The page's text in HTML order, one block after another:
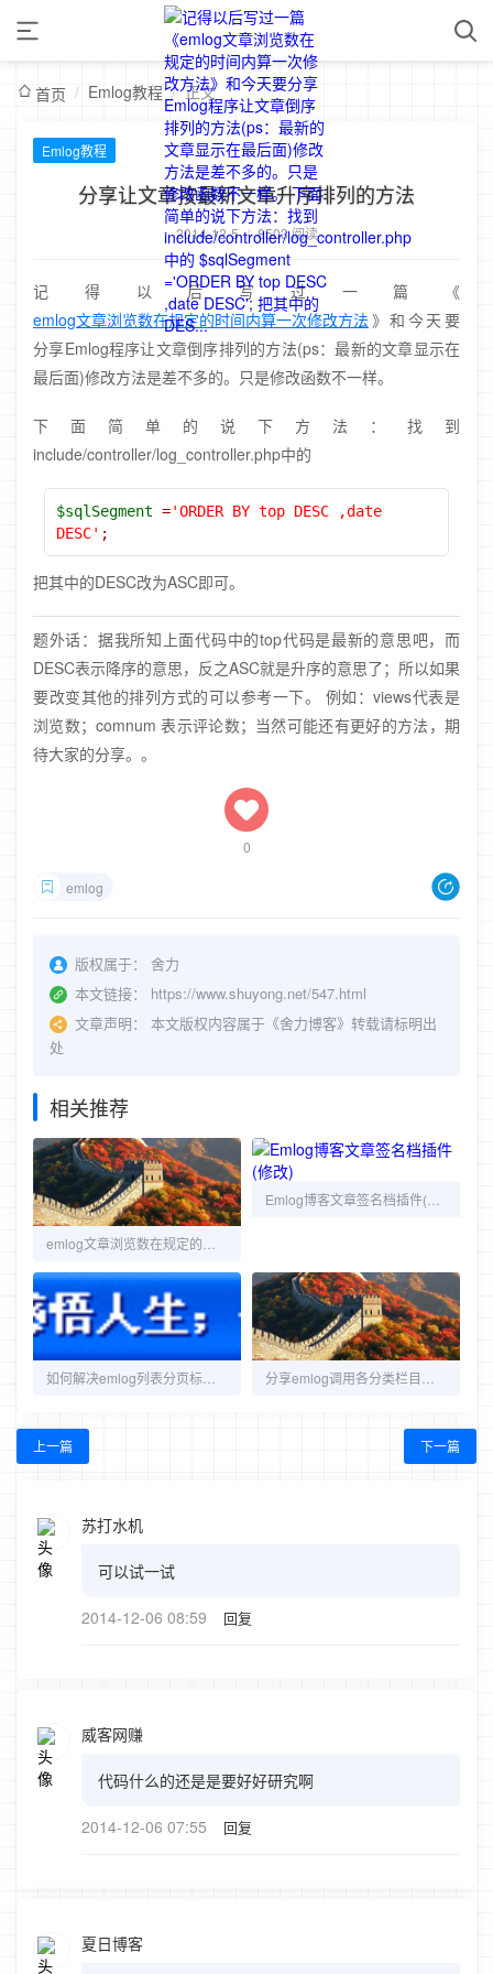
首页 / Emlog教程 / 正文
Emlog教程
分享让文章按最新文章升序排列的方法
2014-12-5 / 8503 阅读
记得以后写过一篇《
emlog文章浏览数在规定的时间内算一次修改方法》和今天要
分享Emlog程序让文章倒序排列的方法(ps：最新的文章显示在
最后面)修改方法是差不多的。只是修改函数不一样。
下面简单的说下方法：找到
include/controller/log_controller.php中的
$sqlSegment ='ORDER BY top DESC ,date
DESC' ;
把其中的DESC改为ASC即可。
题外话：据我所知上面代码中的top代码是最新的意思吧，而
DESC表示降序的意思，反之ASC就是升序的意思了；所以如果
要改变其他的排列方式的可以参考一下。 例如：views代表是
浏览数；comnum 表示评论数；当然可能还有更好的方法，期
待大家的分享。。
0
emlog
版权属于：
舍力
本文链接：
https://www.shuyong.net/547.html
文章声明：
本文版权内容属于《舍力博客》转载请标明出
处
相关推荐
上一篇 下一篇
苏打水机
可以试一试
2014-12-06 08:59 回复
威客网赚
代码什么的还是是要好好研究啊
2014-12-06 07:55 回复
夏日博客